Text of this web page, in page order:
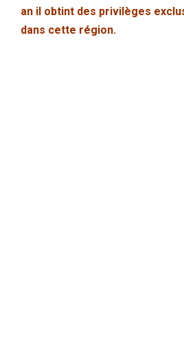
an il obtint des privilèges
dans cette région.